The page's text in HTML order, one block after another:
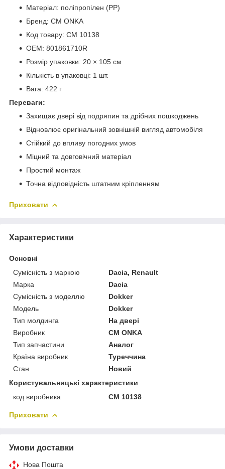
Матеріал: поліпропілен (PP)
Бренд: CM ONKA
Код товару: CM 10138
OEM: 801861710R
Розмір упаковки: 20 × 105 см
Кількість в упаковці: 1 шт.
Вага: 422 г
Переваги:
Захищає двері від подряпин та дрібних пошкоджень
Відновлює оригінальний зовнішній вигляд автомобіля
Стійкий до впливу погодних умов
Міцний та довговічний матеріал
Простий монтаж
Точна відповідність штатним кріпленням
Приховати
Характеристики
Основні
Сумісність з маркою
Dacia, Renault
Марка
Dacia
Сумісність з моделлю
Dokker
Модель
Dokker
Тип молдинга
На двері
Виробник
CM ONKA
Тип запчастини
Аналог
Країна виробник
Туреччина
Стан
Новий
Користувальницькі характеристики
код виробника
CM 10138
Приховати
Умови доставки
Нова Пошта